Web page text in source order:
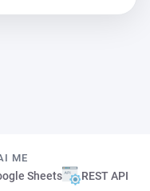
ΜΕ
Sheets REST API